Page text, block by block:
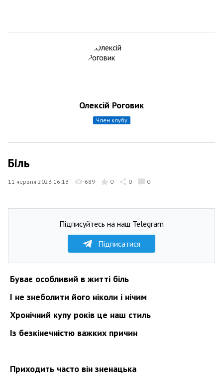
Олексій Роговик
член клубу
Біль
11 червня 2023 16:13 689 0 0 0
Підписуйтесь на наш Telegram
Підписатися
Буває особливий в житті біль
І не знеболити його ніколи і нічим
Хронічний купу років це наш стиль
Із безкінечністю важких причин
Приходить часто він зненацька